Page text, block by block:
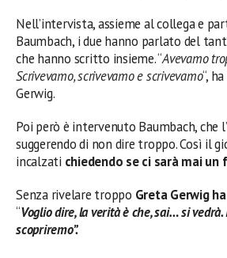
Nell’intervista, assieme al collega e
Baumbach, i due hanno parlato del
che hanno scritto insieme. “Avevamo
Scrivevamo, scrivevamo e scrivevamo“,
Gerwig.
Poi però è intervenuto Baumbach, che
suggerendo di non dire troppo. Così il
incalzati chiedendo se ci sarà mai un
Senza rivelare troppo Greta Gerwig
“Voglio dire, la verità è che, sai… si
scopriremo”.